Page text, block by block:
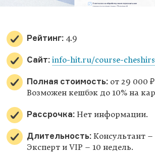
Рейтинг: 4.9
Сайт: info-hit.ru/course-
Полная стоимость: от 29 000
Возможен кешбэк до 10% на
Рассрочка: Нет информации.
Длительность: Консультант –
Эксперт и VIP – 10 недель.